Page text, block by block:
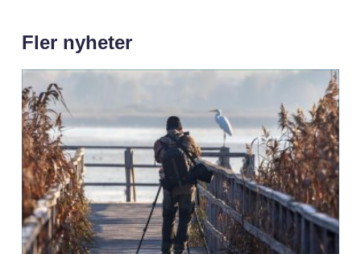
Fler nyheter